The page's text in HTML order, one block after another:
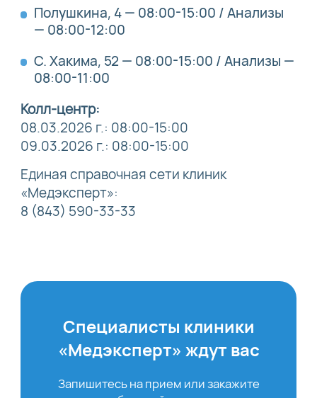
Полушкина, 4 — 08:00-15:00 / Анализы
— 08:00-12:00
С. Хакима, 52 — 08:00-15:00 / Анализы —
08:00-11:00
Колл-центр:
08.03.2026 г.: 08:00-15:00
09.03.2026 г.: 08:00-15:00
Единая справочная сети клиник
«Медэксперт»:
8 (843) 590-33-33
Специалисты клиники
«Медэксперт» ждут вас
Запишитесь на прием или закажите